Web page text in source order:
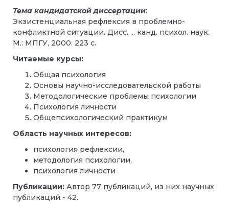
Тема кандидатской диссертации:
Экзистенциальная рефлексия в проблемно-
конфликтной ситуации. Дисс. ... канд. психол. наук.
М.: МПГУ, 2000. 223 с.
Читаемые курсы:
Общая психология
Основы научно-исследовательской работы
Методологические проблемы психологии
Психология личности
Общепсихологический практикум
Область научных интересов:
психология рефлексии,
методология психологии,
психология личности
Публикации: Автор 77 публикаций, из них научных
публикаций - 42.